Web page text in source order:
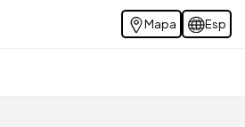
Mapa Esp